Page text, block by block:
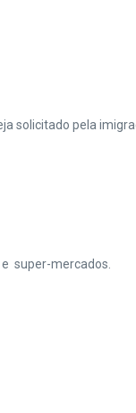
solicitado pela
super-mercados.